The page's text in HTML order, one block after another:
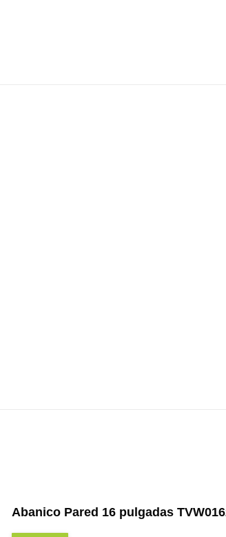
Abanico Pared 16 pulgadas